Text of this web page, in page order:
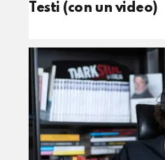
Testi (con un video)